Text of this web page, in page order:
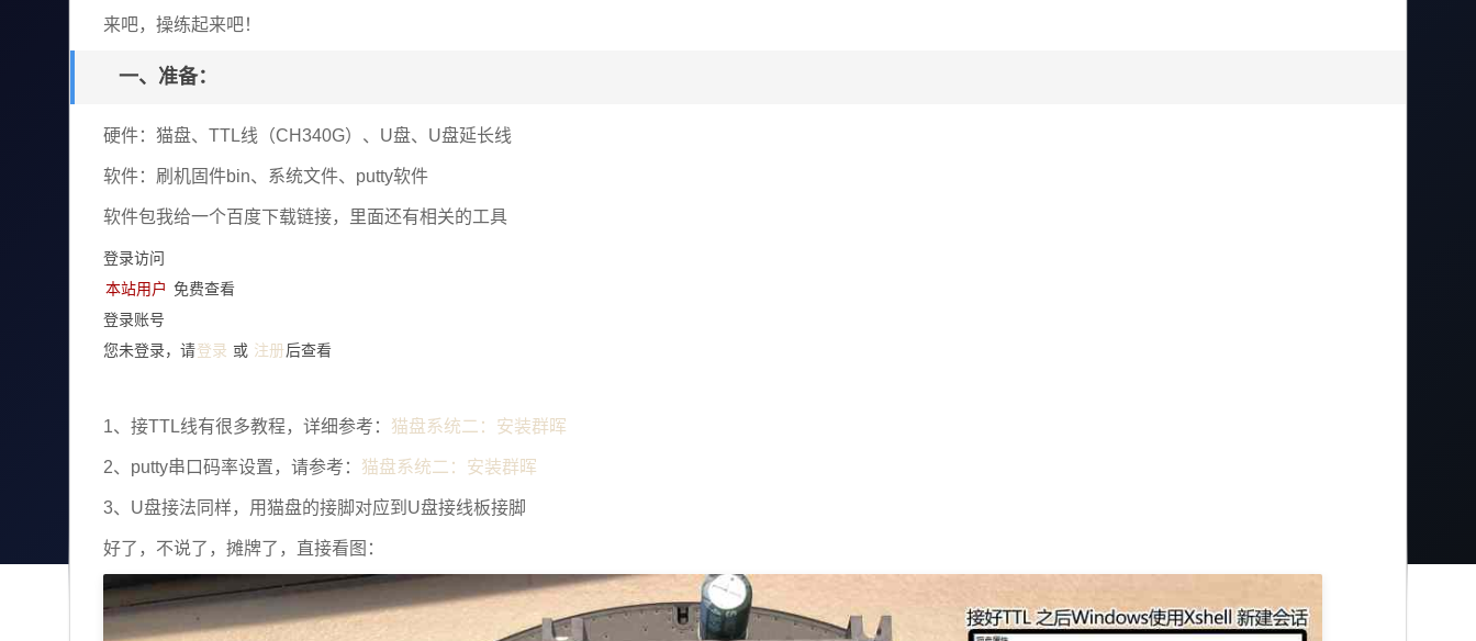
来吧，操练起来吧！
一、准备：
硬件：猫盘、TTL线（CH340G）、U盘、U盘延长线
软件：刷机固件bin、系统文件、putty软件
软件包我给一个百度下载链接，里面还有相关的工具
登录访问
本站用户 免费查看
登录账号
您未登录，请登录 或 注册后查看
1、接TTL线有很多教程，详细参考： 猫盘系统二：安装群晖
2、putty串口码率设置，请参考： 猫盘系统二：安装群晖
3、U盘接法同样，用猫盘的接脚对应到U盘接线板接脚
好了，不说了，摊牌了，直接看图：